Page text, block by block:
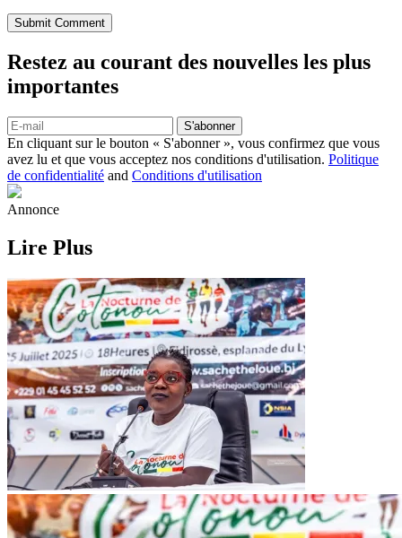
Submit Comment
Restez au courant des nouvelles les plus
importantes
S'abonner
En cliquant sur le bouton « S'abonner », vous confirmez que vous
avez lu et que vous acceptez nos conditions d'utilisation. Politique
de confidentialité and Conditions d'utilisation
Annonce
Lire Plus